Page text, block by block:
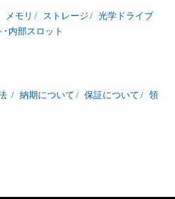
メモリ / ストレージ / 光学ドライブ
･内部スロット
/ 納期について / 保証について / 領